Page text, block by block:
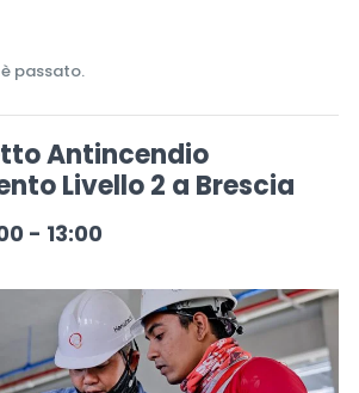
passato.
Antincendio
Livello 2 a Brescia
- 13:00